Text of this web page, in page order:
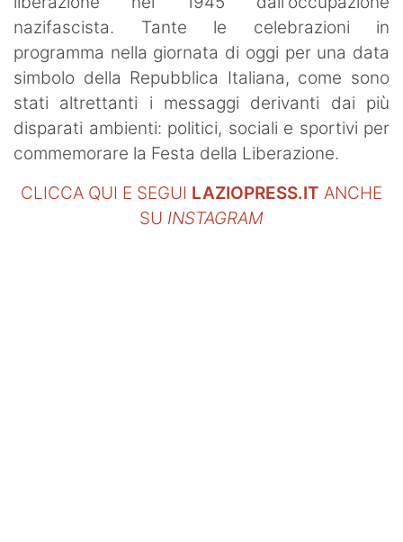
nazifascista. Tante le celebrazioni in
programma nella giornata di oggi per una data
simbolo della Repubblica Italiana, come sono
stati altrettanti i messaggi derivanti dai più
disparati ambienti: politici, sociali e sportivi per
commemorare la Festa della Liberazione.
CLICCA QUI E SEGUI LAZIOPRESS.IT ANCHE
SU INSTAGRAM